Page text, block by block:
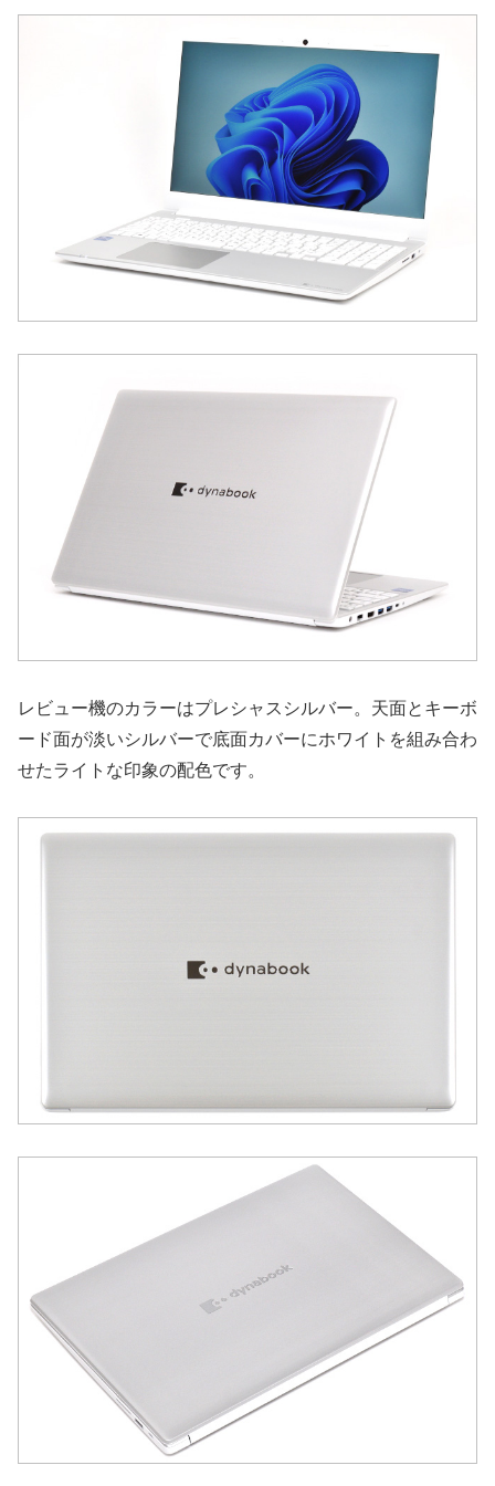
レビュー機のカラーはプレシャスシルバー。天面とキーボ
ード面が淡いシルバーで底面カバーにホワイトを組み合わ
せたライトな印象の配色です。